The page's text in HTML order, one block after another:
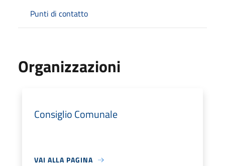
Punti di contatto
Organizzazioni
Consiglio Comunale
VAI ALLA PAGINA